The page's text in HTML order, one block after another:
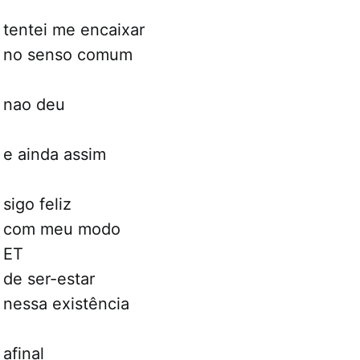
tentei me encaixar
no senso comum
nao deu
e ainda assim
sigo feliz
com meu modo
ET
de ser-estar
nessa existência
afinal